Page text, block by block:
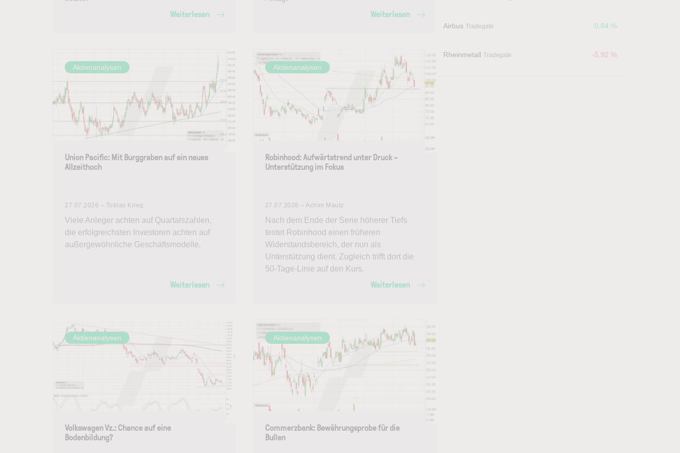
Weiterlesen
Weiterlesen
Aktienanalysen
Union Pacific: Mit Burggraben auf ein neues
Allzeithoch
27.07.2026 – Tobias Krieg
Viele Anleger achten auf Quartalszahlen,
die erfolgreichsten Investoren achten auf
außergewöhnliche Geschäftsmodelle.
Weiterlesen
Aktienanalysen
Robinhood: Aufwärtstrend unter Druck –
Unterstützung im Fokus
27.07.2026 – Achim Mautz
Nach dem Ende der Serie höherer Tiefs
testet Robinhood einen früheren
Widerstandsbereich, der nun als
Unterstützung dient. Zugleich trifft dort die
50-Tage-Linie auf den Kurs.
Weiterlesen
Aktienanalysen
Volkswagen Vz.: Chance auf eine
Bodenbildung?
Aktienanalysen
Commerzbank: Bewährungsprobe für die
Bullen
Airbus Tradegate 0,84 %
Rheinmetall Tradegate -5,92 %